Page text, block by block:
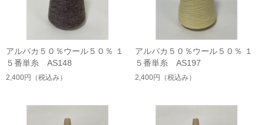
アルパカ５０％ウール５０％ １
５番単糸 AS148
2,400円 （税込み）
アルパカ５０％ウール５０％ １
５番単糸 AS197
2,400円 （税込み）